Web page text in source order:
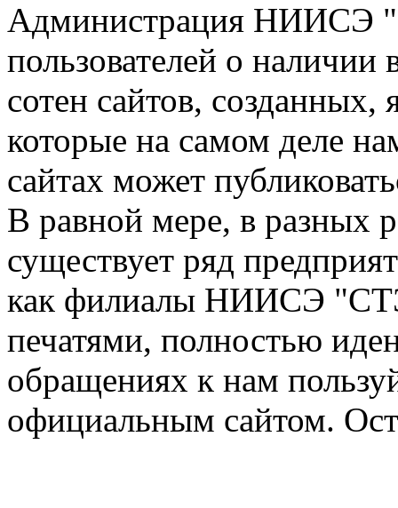
Администрация НИИСЭ
пользователей о наличии
сотен сайтов,
которые на самом деле
сайтах может
В равной мере, в разных
существует ряд
как филиалы НИИСЭ
печатями, полностью
обращениях к нам
официальным сайтом.